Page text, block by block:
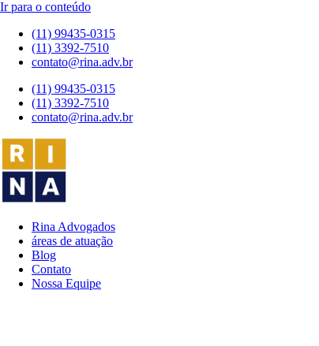
Ir para o conteúdo
(11) 99435-0315
(11) 3392-7510
contato@rina.adv.br
(11) 99435-0315
(11) 3392-7510
contato@rina.adv.br
Rina Advogados
áreas de atuação
Blog
Contato
Nossa Equipe